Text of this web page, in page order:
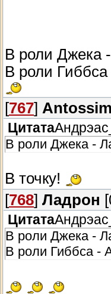
В роли Джека
В роли Гиббса
[767]
Цитата
В роли Джека -
В точку!
[768] Ладрон
Цитата
В роли Джека -
В роли Гиббса -